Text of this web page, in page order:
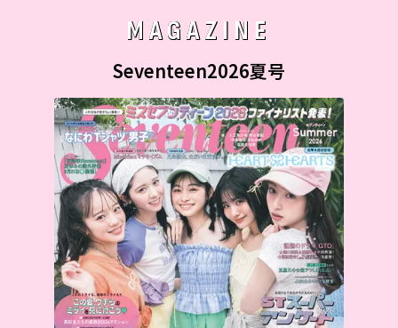
MAGAZINE
Seventeen2026夏号